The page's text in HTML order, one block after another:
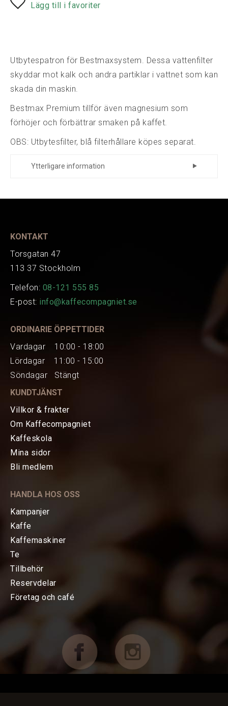
HEM
TE
KAFFEMASKINER
Baristatillbehör
Choklad mm
Böcker & Kort
Lägg till i favoriter
Utbytespatron för Bestmaxsystem. Dessa vattenfilter
skyddar mot kalk och andra partiklar i vattnet som kan
skada din maskin.
Bestmax Premium tillför även magnesium som
förhöjer och förbättrar smaken på kaffet.
OBS: Utbytesfilter, blå filterhållare köpes separat.
Ytterligare information
Art.nr.
KONTAKT
Torsgatan 47
113 37 Stockholm
Telefon: 08-121 555 85
E-post: info@kaffecompagniet.se
ORDINARIE ÖPPETTIDER
Vardagar 10:00 - 18:00
Lördagar 11:00 - 15:00
Söndagar Stängt
KUNDTJÄNST
Villkor & frakter
Om Kaffecompagniet
Kaffeskola
Mina sidor
Bli medlem
HANDLA HOS OSS
Kampanjer
Kaffe
Kaffemaskiner
Te
Tillbehör
Reservdelar
Företag och café